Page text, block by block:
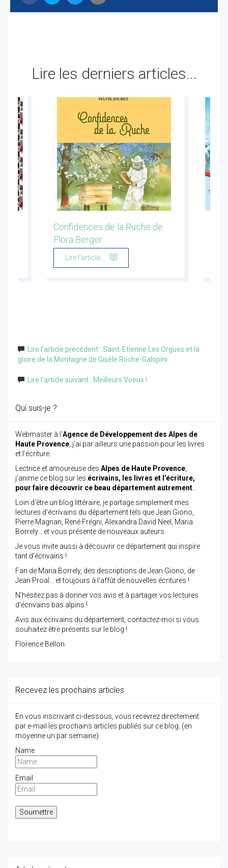
Lire les derniers articles...
Confidences de la Ruche de
Flora Berger
Lire l'article...
Lire l'article précédent : Saint-Etienne Les Orgues et la
gloire de la Montagne de Gisèle Roche-Galopini
Lire l'article suivant : Meilleurs Voeux !
Qui suis-je ?
Webmaster à l’Agence de Développement des Alpes de
Haute Provence , j’ai par ailleurs une passion pour les livres
et l’écriture.
Lectrice et amoureuse des Alpes de Haute Provence
j’anime ce blog sur les écrivains, les livres et l’écriture,
pour faire découvrir ce beau département autrement
Loin d'être un blog littéraire, je partage simplement mes
lectures d'écrivains du département tels que Jean Giono,
Pierre Magnan, René Frégni, Alexandra David Neel, Maria
Borrely... et vous présente de nouveaux auteurs.
Je vous invite aussi à découvrir ce département qui inspire
tant d'écrivains !
Fan de Maria Borrely, des descriptions de Jean Giono, de
Jean Proal... et toujours à l'affût de nouvelles écritures !
N'hésitez pas à donner vos avis et à partager vos lectures
d'écrivains bas alpins !
Avis aux écrivains du département, contactez-moi si vous
souhaitez être présents sur le blog !
Florence Bellon
Recevez les prochains articles
En vous inscrivant ci-dessous, vous recevrez directement
par e-mail les prochains articles publiés sur ce blog. (en
moyenne un par semaine)
Name
Email